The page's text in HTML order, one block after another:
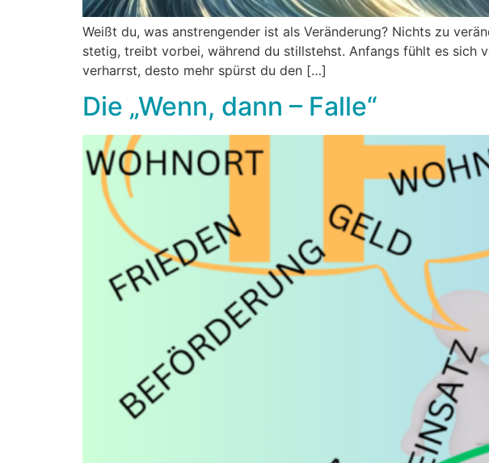
Weißt du, was anstrengender ist als Veränderung? Nichts zu
stetig, treibt vorbei, während du stillstehst. Anfangs fühlt es sich
verharrst, desto mehr spürst du den […]
Die „Wenn, dann – Falle“